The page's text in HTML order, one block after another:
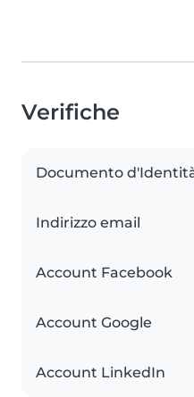
Verifiche
Documento
Indirizzo email
Account Facebook
Account Google
Account LinkedIn